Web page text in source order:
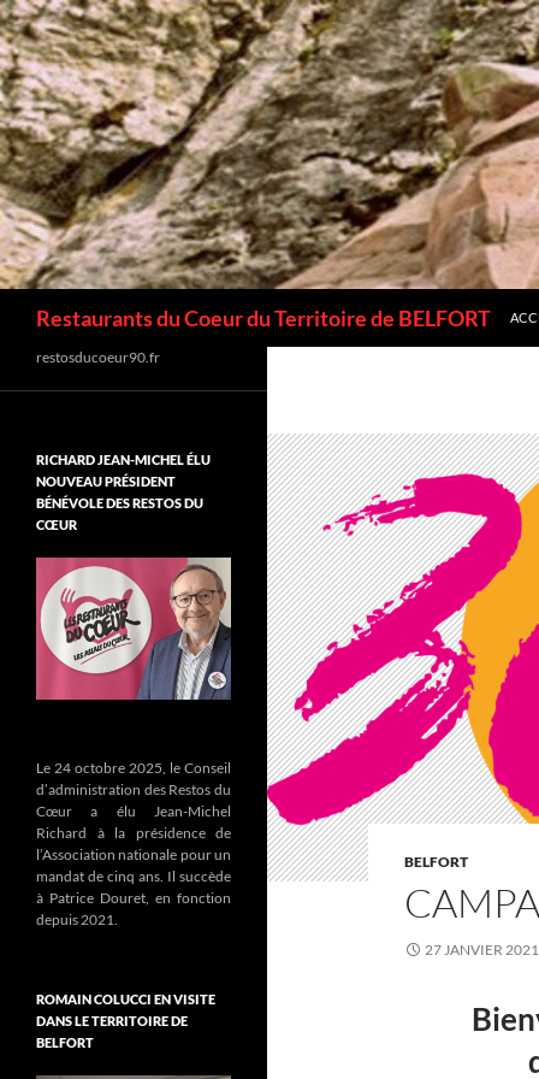
Restaurants du Coeur du Territoire de BELFORT
BELFORT
27 JANVIER 2021
restosducoeur90.fr
RICHARD JEAN-MICHEL ÉLU
NOUVEAU PRÉSIDENT
BÉNÉVOLE DES RESTOS DU
CŒUR
Le 24 octobre 2025, le Conseil
d’administration des Restos du
Cœur a élu Jean-Michel
Richard à la présidence de
l’Association nationale pour un
mandat de cinq ans. Il succède
à Patrice Douret, en fonction
depuis 2021.
ROMAIN COLUCCI EN VISITE
DANS LE TERRITOIRE DE
BELFORT